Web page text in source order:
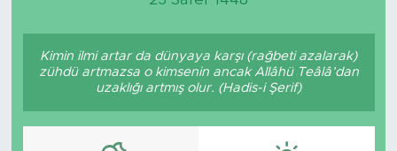
Kimin ilmi artar da dünyaya karşı (rağbeti azalarak)
zühdü artmazsa o kimsenin ancak Allâhü Teâlâ’dan
uzaklığı artmış olur. (Hadis-i Şerif)